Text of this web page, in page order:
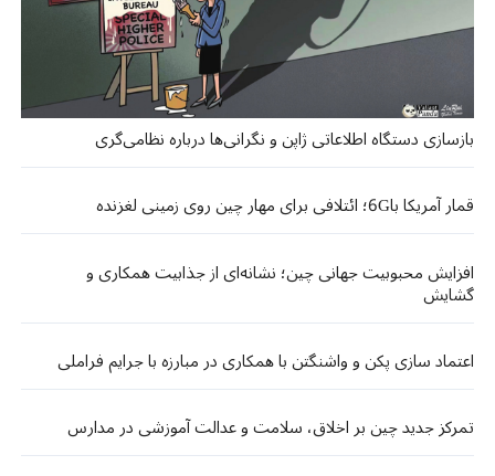
بازسازی دستگاه اطلاعاتی ژاپن و نگرانی‌ها درباره نظامی‌گری
قمار آمریکا با6G؛ ائتلافی برای مهار چین روی زمینی لغزنده
افزایش محبوبیت جهانی چین؛ نشانه‌ای از جذابیت همکاری و
گشایش
اعتماد سازی پکن و واشنگتن با همکاری در مبارزه با جرایم فراملی
تمرکز جدید چین بر اخلاق، سلامت و عدالت آموزشی در مدارس